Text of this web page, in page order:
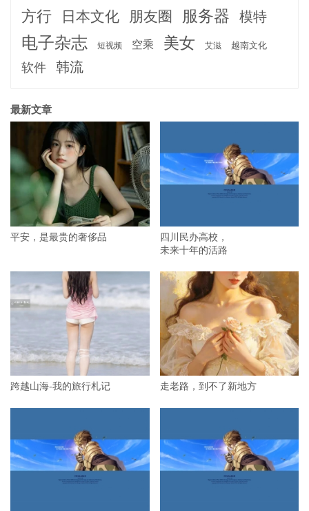
方行 日本文化 朋友圈 服务器 模特
电子杂志 短视频 空乘 美女 艾滋 越南文化
软件 韩流
最新文章
平安，是最贵的奢侈品
四川民办高校，
未来十年的活路
跨越山海-我的旅行札记 走老路，到不了新地方